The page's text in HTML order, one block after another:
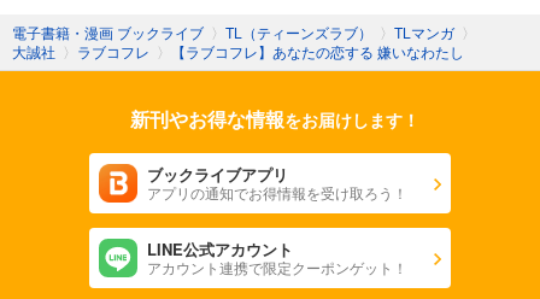
電子書籍・漫画 ブックライブ 〉 TL（ティーンズラブ） 〉 TLマンガ 〉
大誠社 〉 ラブコフレ 〉 【ラブコフレ】あなたの恋する 嫌いなわたし
新刊やお得な情報をお届けします！
ブックライブアプリ
アプリの通知でお得情報を受け取ろう！
LINE公式アカウント
アカウント連携で限定クーポンゲット！